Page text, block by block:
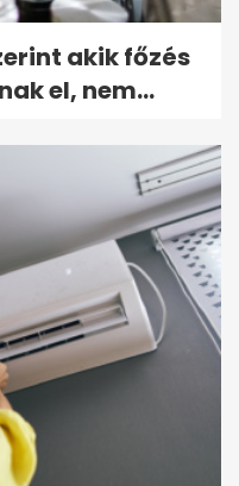
akik főzés
el, nem...